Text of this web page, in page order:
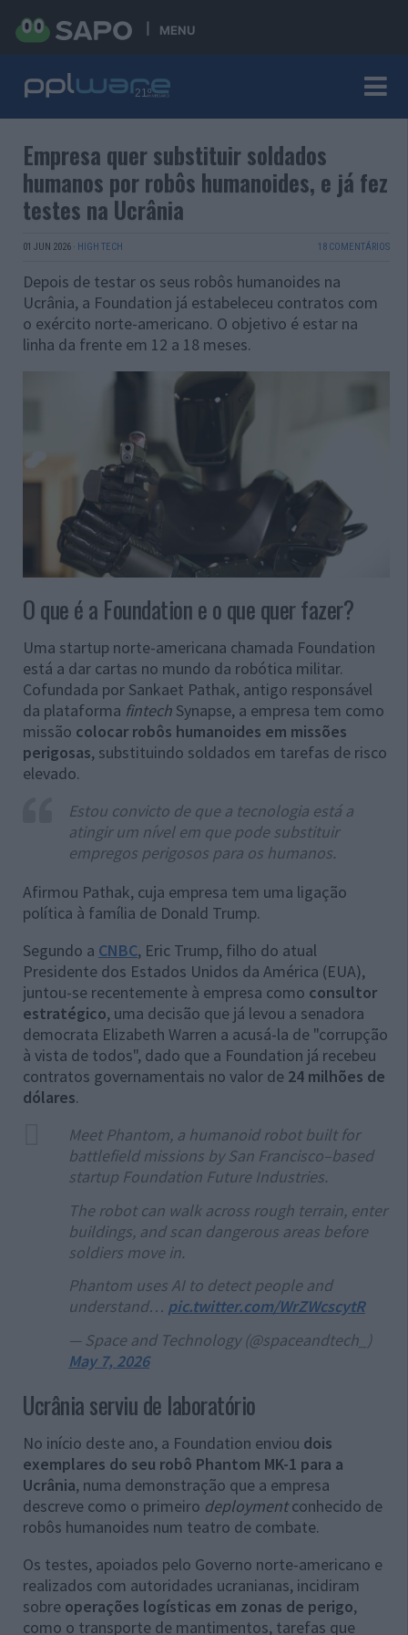
MENU
Empresa quer substituir soldados
humanos por robôs humanoides, e já fez
testes na Ucrânia
01 JUN 2026 · HIGH TECH 18 COMENTÁRIOS
Depois de testar os seus robôs humanoides na
Ucrânia, a Foundation já estabeleceu contratos com
o exército norte-americano. O objetivo é estar na
linha da frente em 12 a 18 meses.
O que é a Foundation e o que quer fazer?
Uma startup norte-americana chamada Foundation
está a dar cartas no mundo da robótica militar.
Cofundada por Sankaet Pathak, antigo responsável
da plataforma fintech Synapse, a empresa tem como
missão colocar robôs humanoides em missões
perigosas, substituindo soldados em tarefas de risco
elevado.
Estou convicto de que a tecnologia está a
atingir um nível em que pode substituir
empregos perigosos para os humanos.
Afirmou Pathak, cuja empresa tem uma ligação
política à família de Donald Trump.
Segundo a CNBC, Eric Trump, filho do atual
Presidente dos Estados Unidos da América (EUA),
juntou-se recentemente à empresa como consultor
estratégico, uma decisão que já levou a senadora
democrata Elizabeth Warren a acusá-la de "corrupção
à vista de todos", dado que a Foundation já recebeu
contratos governamentais no valor de 24 milhões de
dólares.
Meet Phantom, a humanoid robot built for
battlefield missions by San Francisco–based
startup Foundation Future Industries.
The robot can walk across rough terrain, enter
buildings, and scan dangerous areas before
soldiers move in.
Phantom uses AI to detect people and
understand… pic.twitter.com/WrZWcscytR
— Space and Technology (@spaceandtech_)
May 7, 2026
Ucrânia serviu de laboratório
No início deste ano, a Foundation enviou dois
exemplares do seu robô Phantom MK-1 para a
Ucrânia, numa demonstração que a empresa
descreve como o primeiro deploymentconhecido de
robôs humanoides num teatro de combate.
Os testes, apoiados pelo Governo norte-americano e
realizados com autoridades ucranianas, incidiram
sobre operações logísticas em zonas de perigo,
como o transporte de mantimentos, tarefas que